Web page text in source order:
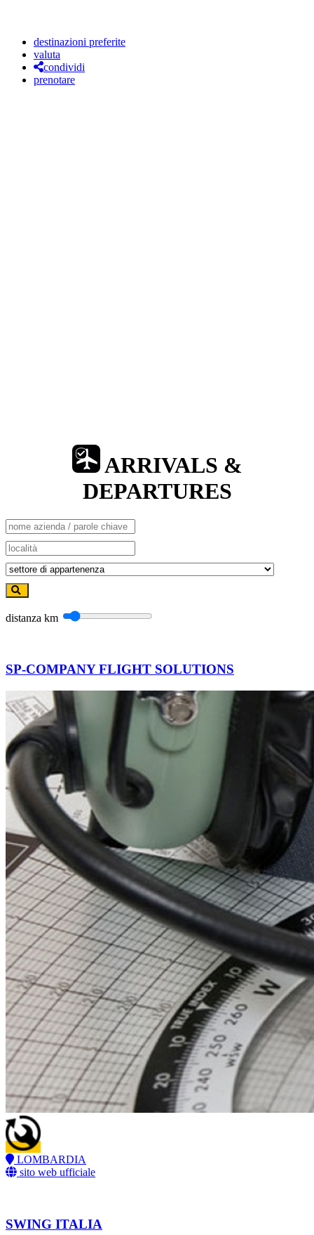
destinazioni preferite
valuta
condividi
prenotare
ARRIVALS &
DEPARTURES
distanza km
SP-COMPANY FLIGHT SOLUTIONS
LOMBARDIA
sito web ufficiale
SWING ITALIA